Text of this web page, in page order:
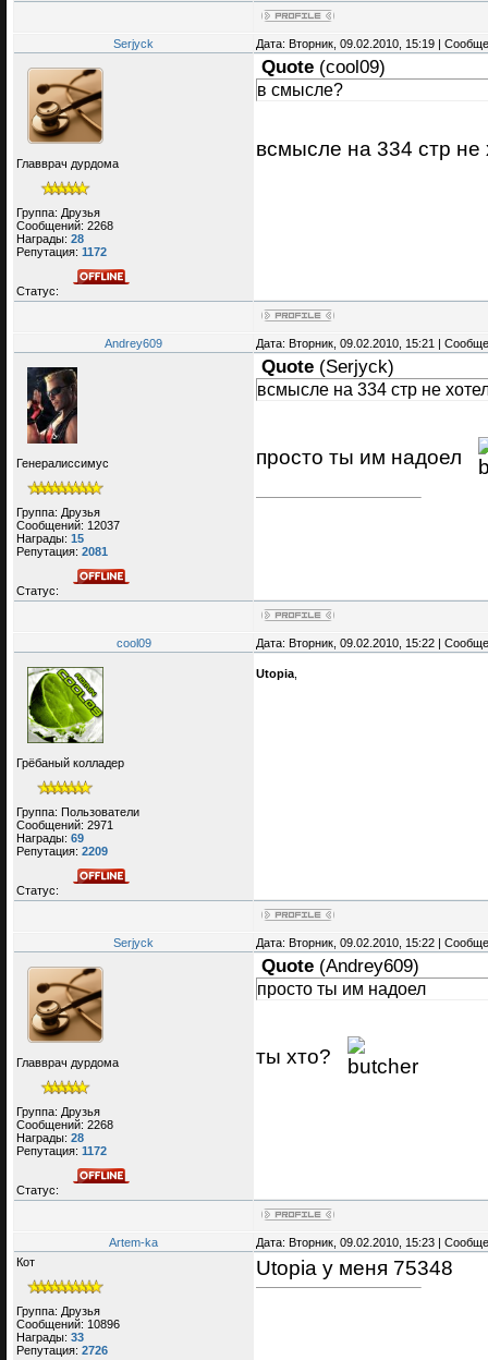
Serjyck Дата: Вторник, 09.02.2010, 15:19 |
Главврач дурдома
Группа: Друзья
Сообщений: 2268
Награды: 28
Репутация: 1172
Статус:
Quote (cool09)
в смысле?
всмысле на 334 стр
Andrey609 Дата: Вторник, 09.02.2010, 15:21 |
Генералиссимус
Группа: Друзья
Сообщений: 12037
Награды: 15
Репутация: 2081
Статус:
Quote (Serjyck)
всмысле на 334 стр не
просто ты им надоел
cool09 Дата: Вторник, 09.02.2010, 15:22 |
Грёбаный колладер
Группа: Пользователи
Сообщений: 2971
Награды: 69
Репутация: 2209
Статус:
Utopia
Serjyck Дата: Вторник, 09.02.2010, 15:22 |
Главврач дурдома
Группа: Друзья
Сообщений: 2268
Награды: 28
Репутация: 1172
Статус:
Quote (Andrey609)
просто ты им надоел
ты хто?
Artem-ka
Дата: Вторник, 09.02.2010, 15:23 |
Кот
Группа: Друзья
Сообщений: 10896
Награды: 33
Репутация: 2726
Utopia у меня 75348